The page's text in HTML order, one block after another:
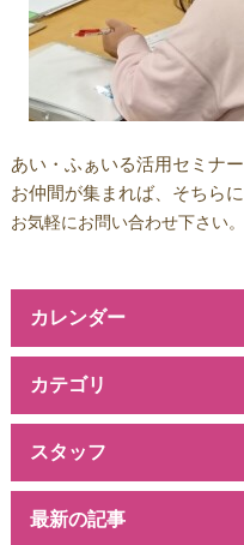
あい・ふぁいる活用セミナ
お仲間が集まれば、そちら
お気軽にお問い合わせ下さい。
カレンダー
カテゴリ
スタッフ
最新の記事